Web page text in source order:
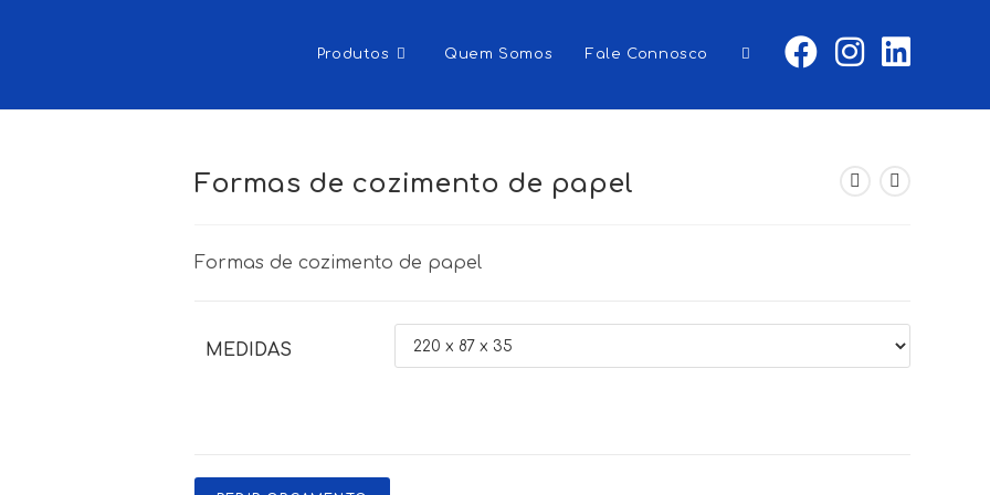
Produtos Quem Somos Fale Connosco Toggle
Formas de cozimento de papel
Formas de cozimento de papel
MEDIDAS